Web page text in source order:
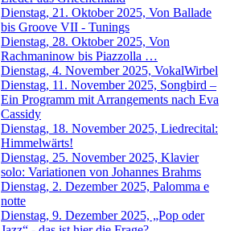
Dienstag, 21. Oktober 2025, Von Ballade
bis Groove VII - Tunings
Dienstag, 28. Oktober 2025, Von
Rachmaninow bis Piazzolla …
Dienstag, 4. November 2025, VokalWirbel
Dienstag, 11. November 2025, Songbird –
Ein Programm mit Arrangements nach Eva
Cassidy
Dienstag, 18. November 2025, Liedrecital:
Himmelwärts!
Dienstag, 25. November 2025, Klavier
solo: Variationen von Johannes Brahms
Dienstag, 2. Dezember 2025, Palomma e
notte
Dienstag, 9. Dezember 2025, „Pop oder